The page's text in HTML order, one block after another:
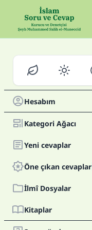
Hesabım
Kategori Ağacı
Yeni cevaplar
Öne çıkan cevaplar
İlmî Dosyalar
Kitaplar